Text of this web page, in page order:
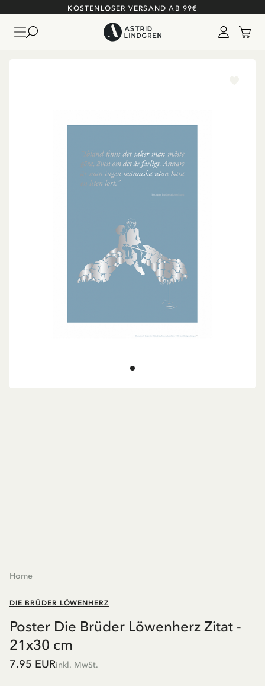
KOSTENLOSER VERSAND AB 99€
Home
DIE BRÜDER LÖWENHERZ
Poster Die Brüder Löwenherz Zitat -
21x30 cm
7.95 EURinkl. MwSt.